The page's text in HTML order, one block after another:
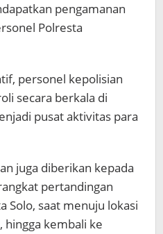
pengamanan
Polresta
personel kepolisian
secara berkala di
pusat aktivitas para
juga diberikan kepada
pertandingan
Solo, saat menuju lokasi
hingga kembali ke